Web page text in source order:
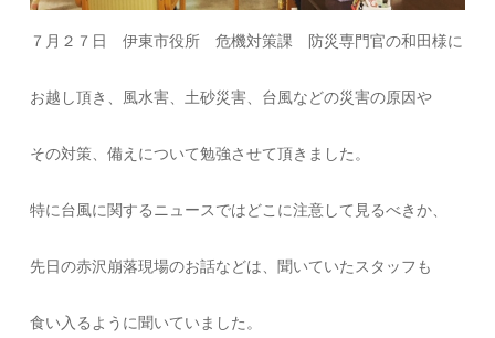
７月２７日 伊東市役所 危機対策課 防災専門官の和田様に
お越し頂き、風水害、土砂災害、台風などの災害の原因や
その対策、備えについて勉強させて頂きました。
特に台風に関するニュースではどこに注意して見るべきか、
先日の赤沢崩落現場のお話などは、聞いていたスタッフも
食い入るように聞いていました。